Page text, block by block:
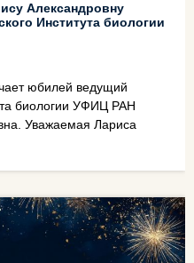
Александровну
Института биологии
юбилей ведущий
биологии УФИЦ РАН
Уважаемая Лариса